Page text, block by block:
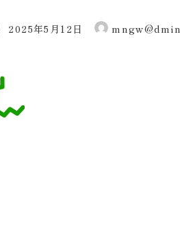
最
:
2025年5月12日 mngw@dmin